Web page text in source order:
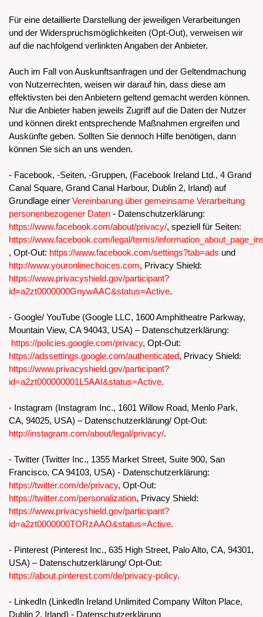
Für eine detaillierte Darstellung der jeweiligen Verarbeitungen
und der Widerspruchsmöglichkeiten (Opt-Out), verweisen wir
auf die nachfolgend verlinkten Angaben der Anbieter.
Auch im Fall von Auskunftsanfragen und der Geltendmachung
von Nutzerrechten, weisen wir darauf hin, dass diese am
effektivsten bei den Anbietern geltend gemacht werden können.
Nur die Anbieter haben jeweils Zugriff auf die Daten der Nutzer
und können direkt entsprechende Maßnahmen ergreifen und
Auskünfte geben. Sollten Sie dennoch Hilfe benötigen, dann
können Sie sich an uns wenden.
- Facebook, -Seiten, -Gruppen, (Facebook Ireland Ltd., 4 Grand
Canal Square, Grand Canal Harbour, Dublin 2, Irland) auf
Grundlage einer Vereinbarung über gemeinsame Verarbeitung
personenbezogener Daten - Datenschutzerklärung:
https://www.facebook.com/about/privacy/, speziell für Seiten:
https://www.facebook.com/legal/terms/
, Opt-Out: https://www.facebook.com/settings?tab=ads und
http://www.youronlinechoices.com, Privacy Shield:
https://www.privacyshield.gov/participant?
id=a2zt0000000GnywAAC&status=Active.
- Google/ YouTube (Google LLC, 1600 Amphitheatre Parkway,
Mountain View, CA 94043, USA) – Datenschutzerklärung:
https://policies.google.com/privacy, Opt-Out:
https://adssettings.google.com/authenticated, Privacy Shield:
https://www.privacyshield.gov/participant?
id=a2zt000000001L5AAI&status=Active.
- Instagram (Instagram Inc., 1601 Willow Road, Menlo Park,
CA, 94025, USA) – Datenschutzerklärung/ Opt-Out:
http://instagram.com/about/legal/privacy/.
- Twitter (Twitter Inc., 1355 Market Street, Suite 900, San
Francisco, CA 94103, USA) - Datenschutzerklärung:
https://twitter.com/de/privacy, Opt-Out:
https://twitter.com/personalization, Privacy Shield:
https://www.privacyshield.gov/participant?
id=a2zt0000000TORzAAO&status=Active.
- Pinterest (Pinterest Inc., 635 High Street, Palo Alto, CA, 94301,
USA) – Datenschutzerklärung/ Opt-Out:
https://about.pinterest.com/de/privacy-policy.
- LinkedIn (LinkedIn Ireland Unlimited Company Wilton Place,
Dublin 2, Irland) - Datenschutzerklärung